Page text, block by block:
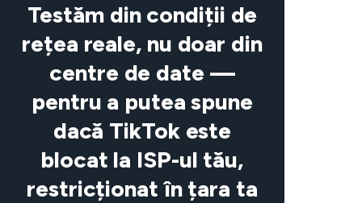
Testăm din condiții de
rețea reale, nu doar din
centre de date —
pentru a putea spune
dacă TikTok este
blocat la ISP-ul tău,
restricționat în țara ta